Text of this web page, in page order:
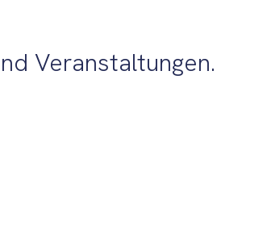
Veranstaltungen.